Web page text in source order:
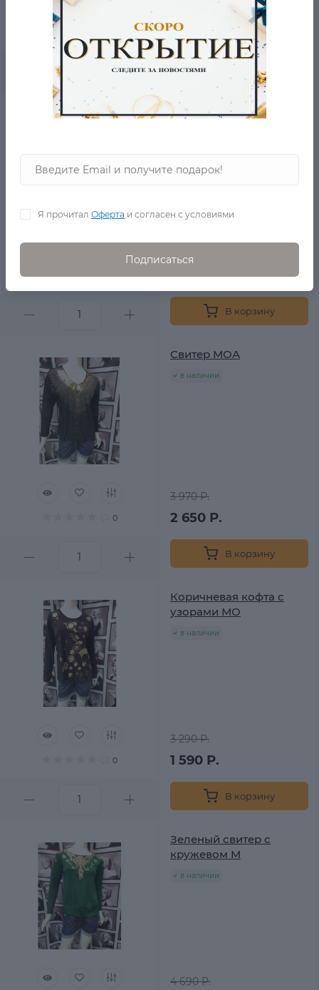
1 590 Р.
В корзину
0
Синий свитер с
2 350 Р.
В корзину
0
Свитер МОА
в наличии
3 970 Р.
2 650 Р.
В корзину
0
Коричневая кофта с
узорами МО
в наличии
3 290 Р.
1 590 Р.
В корзину
Зеленый свитер с
кружевом M
в наличии
4 690 Р.
Я прочитал Оферта и согласен с условиями
Подписаться